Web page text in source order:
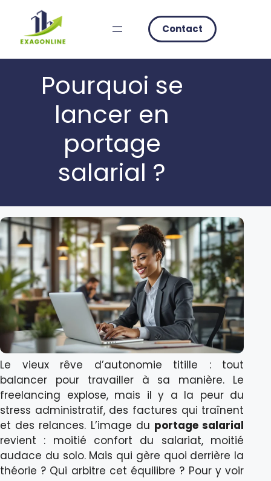
content
Contact
Pourquoi se
lancer en
portage
salarial ?
Le vieux rêve d’autonomie titille : tout
balancer pour travailler à sa manière. Le
freelancing explose, mais il y a la peur du
stress administratif, des factures qui traînent
et des relances. L’image du portage salarial
revient : moitié confort du salariat, moitié
audace du solo. Mais qui gère quoi derrière la
théorie ? Qui arbitre cet équilibre ? Pour y voir